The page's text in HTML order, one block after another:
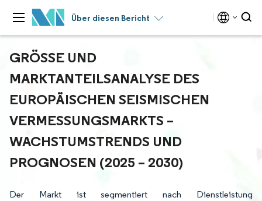
Über diesen Bericht
GRÖSSE UND M
ARKTANTEILSANALYSE DES E
UROPÄISCHEN SEISMISCHEN V
ERMESSUNGSMARKTS – W
ACHSTUMSTRENDS UND P
ROGNOSEN (2025 – 2030)
Der Markt ist segmentiert nach Dienstleistung